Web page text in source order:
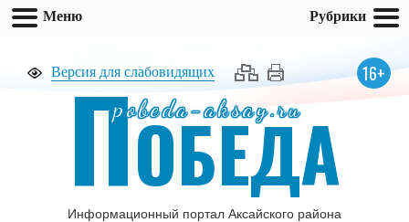
Версия для слабовидящих 16+
pobeda-aksay.ru
ПОБЕДА
Информационный портал Аксайского района
Меню Рубрики